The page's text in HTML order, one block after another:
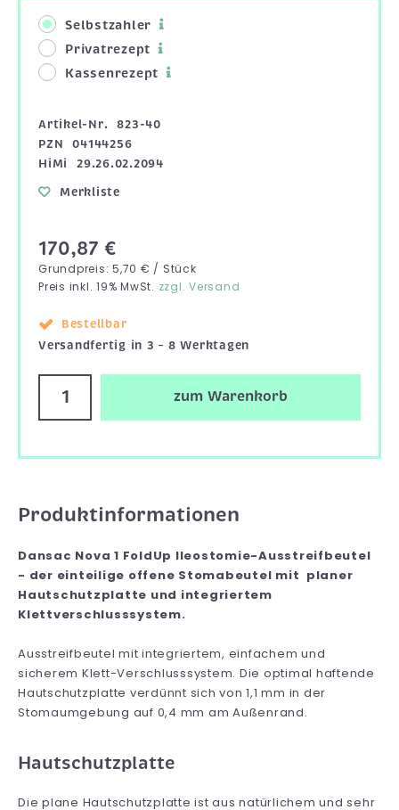
Selbstzahler
Privatrezept
Kassenrezept
Artikel-Nr.
823-40
PZN
04144256
HiMi
29.26.02.2094
Merkliste
170,87 €
Grundpreis: 5,70 € / Stück
Preis inkl. 19% MwSt. zzgl. Versand
Bestellbar
Versandfertig in 3 – 8 Werktagen
zum Warenkorb
Produktinformationen
Dansac Nova 1 FoldUp Ileostomie-Ausstreifbeutel
- der einteilige offene Stomabeutel mit planer
Hautschutzplatte und integriertem
Klettverschlusssystem.
Ausstreifbeutel mit integriertem, einfachem und
sicherem Klett-Verschlusssystem. Die optimal haftende
Hautschutzplatte verdünnt sich von 1,1 mm in der
Stomaumgebung auf 0,4 mm am Außenrand.
Hautschutzplatte
Die plane Hautschutzplatte ist aus natürlichem und sehr